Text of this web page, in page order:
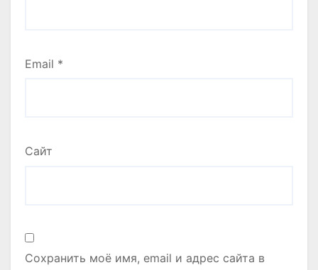
Email *
Сайт
Сохранить моё имя, email и адрес сайта в